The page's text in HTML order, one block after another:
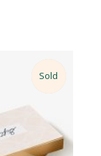
Sale
Sold